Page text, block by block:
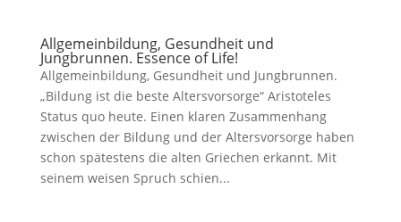
Allgemeinbildung, Gesundheit und
Jungbrunnen. Essence of Life!
Allgemeinbildung, Gesundheit und Jungbrunnen.
„Bildung ist die beste Altersvorsorge“ Aristoteles
Status quo heute. Einen klaren Zusammenhang
zwischen der Bildung und der Altersvorsorge haben
schon spätestens die alten Griechen erkannt. Mit
seinem weisen Spruch schien...